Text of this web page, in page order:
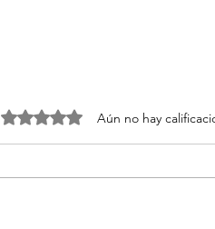
Obtuvo 0 de 5 estrellas.Aún no hay